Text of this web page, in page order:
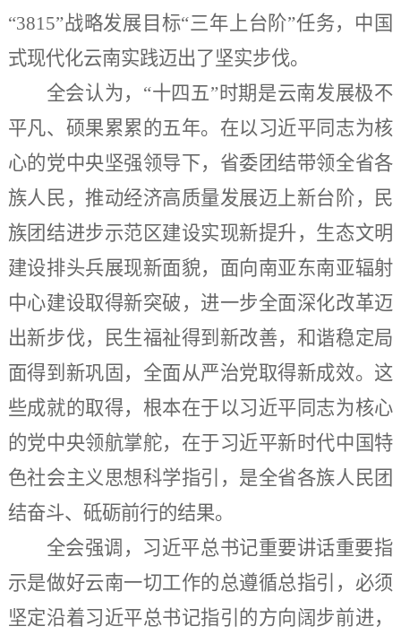
“3815”战略发展目标“三年上台阶”任务，中国
式现代化云南实践迈出了坚实步伐。
全会认为， “十四五”时期是云南发展极不
平凡、硕果累累的五年。在以习近平同志为核
心的党中央坚强领导下，省委团结带领全省各
族人民，推动经济高质量发展迈上新台阶，民
族团结进步示范区建设实现新提升，生态文明
建设排头兵展现新面貌，面向南亚东南亚辐射
中心建设取得新突破，进一步全面深化改革迈
出新步伐，民生福祉得到新改善，和谐稳定局
面得到新巩固，全面从严治党取得新成效。这
些成就的取得，根本在于以习近平同志为核心
的党中央领航掌舵，在于习近平新时代中国特
色社会主义思想科学指引，是全省各族人民团
结奋斗、砥砺前行的结果。
全会强调，习近平总书记重要讲话重要指
示是做好云南一切工作的总遵循总指引，必须
坚定沿着习近平总书记指引的方向阔步前进，